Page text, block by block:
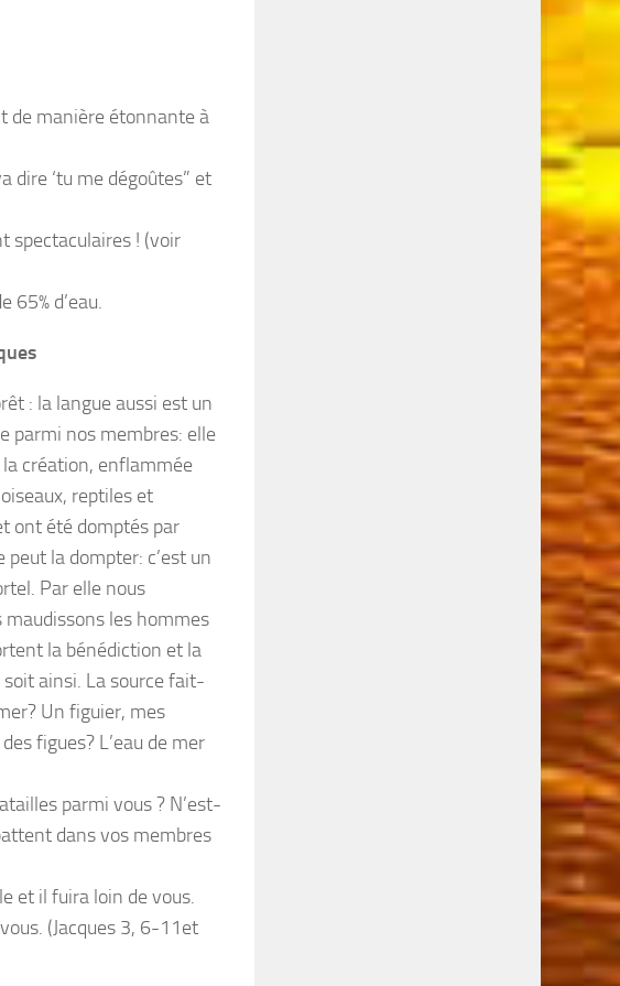
de manière étonnante à
dire ‘tu me dégoûtes” et
spectaculaires ! (voir
65% d’eau.
: la langue aussi est un
parmi nos membres: elle
création, enflammée
reptiles et
ont été domptés par
la dompter: c’est un
Par elle nous
maudissons les hommes
la bénédiction et la
ainsi. La source fait-
Un figuier, mes
figues? L’eau de mer
parmi vous ? N’est-
dans vos membres
et il fuira loin de vous.
(Jacques 3, 6-11et